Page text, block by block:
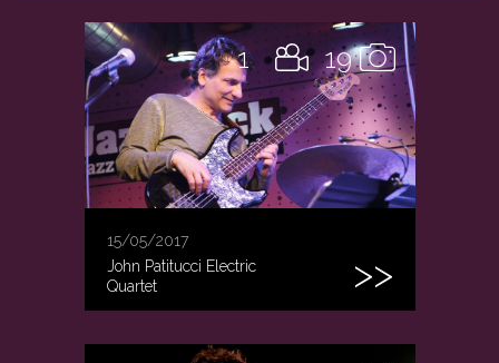
19
1
15/05/2017
John Patitucci Electric
Quartet